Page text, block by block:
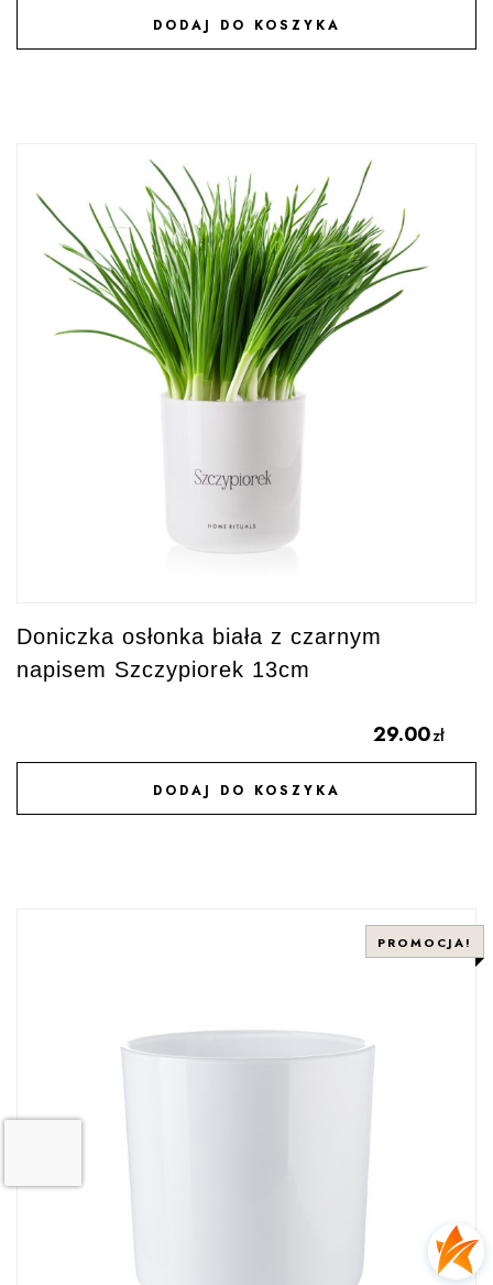
DODAJ DO KOSZYKA
DODAJ DO ULUBIONYCH
Doniczka osłonka biała z czarnym
napisem Szczypiorek 13cm
29.00zł
DODAJ DO KOSZYKA
DODAJ DO ULUBIONYCH
PROMOCJA!